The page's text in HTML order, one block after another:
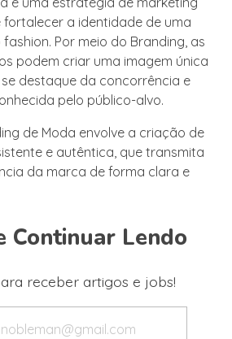
fortalecer a identidade de uma
Por meio do Branding, as
podem criar uma imagem única
destaque da concorrência e
pelo público-alvo.
de Moda envolve a criação de
e autêntica, que transmita
da marca de forma clara e
Continuar Lendo
receber artigos e jobs!